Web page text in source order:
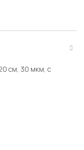
см, 30 мкм, с